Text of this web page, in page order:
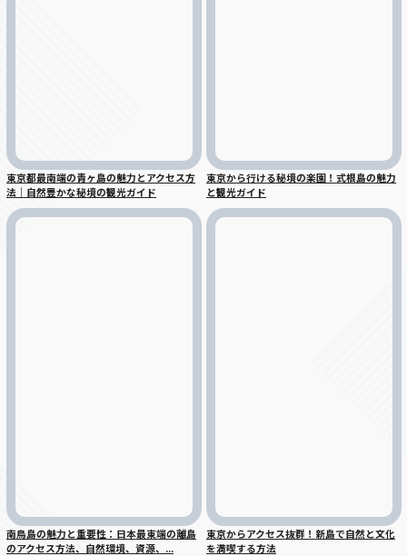
東京都最南端の青ヶ島の魅力とアクセス方
法｜自然豊かな秘境の観光ガイド
東京から行ける秘境の楽園！式根島の魅力
と観光ガイド
南鳥島の魅力と重要性：日本最東端の離島
のアクセス方法、自然環境、資源、...
東京からアクセス抜群！新島で自然と文化
を満喫する方法